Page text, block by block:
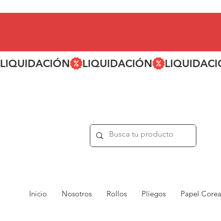
LIQUIDACIÓN
Inicio Nosotros Rollos Pliegos Papel